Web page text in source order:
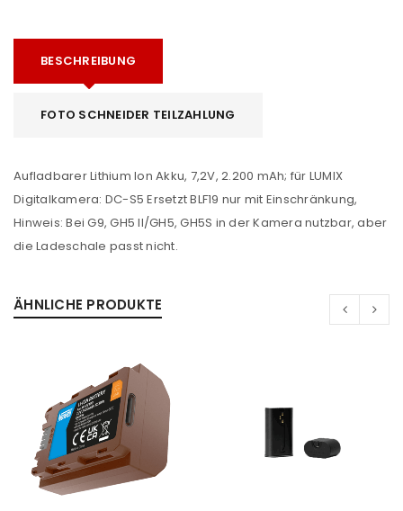
BESCHREIBUNG
FOTO SCHNEIDER TEILZAHLUNG
Aufladbarer Lithium Ion Akku, 7,2V, 2.200 mAh; für LUMIX
Digitalkamera: DC-S5 Ersetzt BLF19 nur mit Einschränkung,
Hinweis: Bei G9, GH5 II/GH5, GH5S in der Kamera nutzbar, aber
die Ladeschale passt nicht.
ÄHNLICHE PRODUKTE